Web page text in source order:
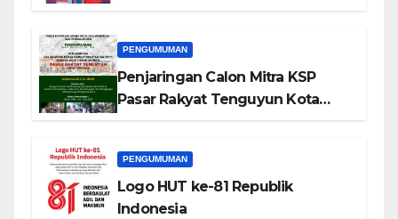
PENGUMUMAN
Penjaringan Calon Mitra KSP
Pasar Rakyat Tenguyun Kota
PENGUMUMAN
Logo HUT ke-81 Republik
Indonesia